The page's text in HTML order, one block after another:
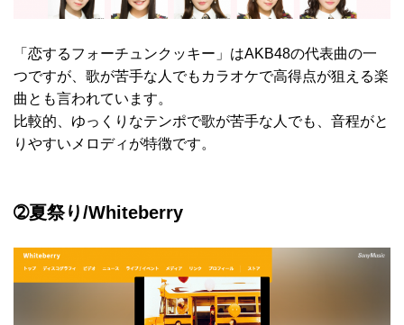
「恋するフォーチュンクッキー」はAKB48の代表曲の一
つですが、歌が苦手な人でもカラオケで高得点が狙える楽
曲とも言われています。
比較的、ゆっくりなテンポで歌が苦手な人でも、音程がと
りやすいメロディが特徴です。
➁夏祭り/Whiteberry